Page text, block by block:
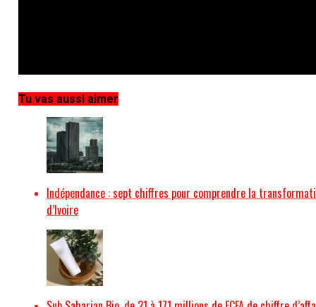
Tu vas aussi aimer
Indépendance : sept chiffres pour comprendre la
d’Ivoire